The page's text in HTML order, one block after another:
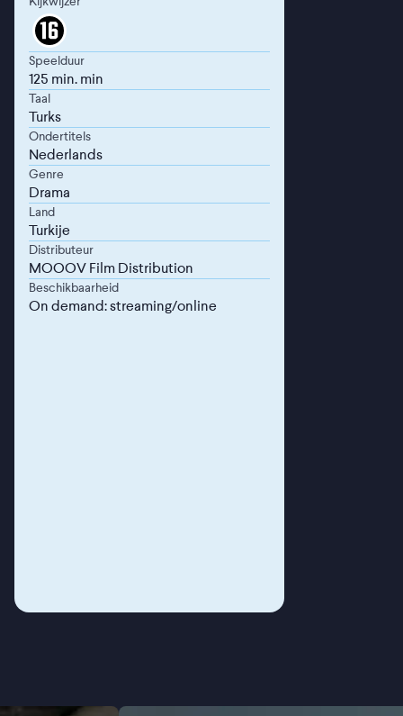
Speelduur
125 min. min
Taal
Turks
Ondertitels
Nederlands
Genre
Drama
Land
Turkije
Distributeur
MOOOV Film Distribution
Beschikbaarheid
On demand: streaming/online